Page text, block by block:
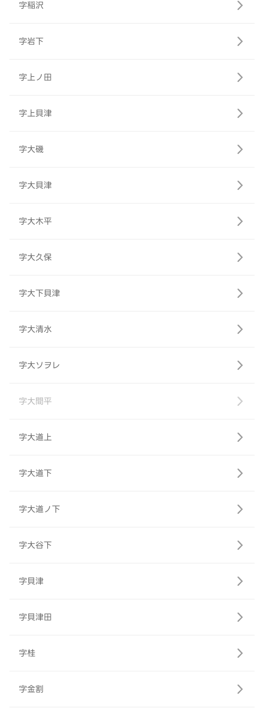
字稲沢
字岩下
字上ノ田
字上貝津
字大磯
字大貝津
字大木平
字大久保
字大下貝津
字大清水
字大ソヲレ
字大間平
字大道上
字大道下
字大道ノ下
字大谷下
字貝津
字貝津田
字桂
字金割